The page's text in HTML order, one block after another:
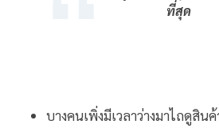
ที่สุด
บางคนเพิ่งมีเวลาว่างมาไถดูสิน